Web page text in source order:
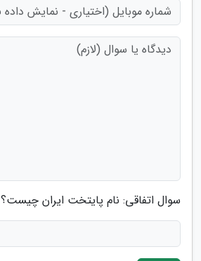
سوال اتفاقی: نام پایتخت ایران چیست؟